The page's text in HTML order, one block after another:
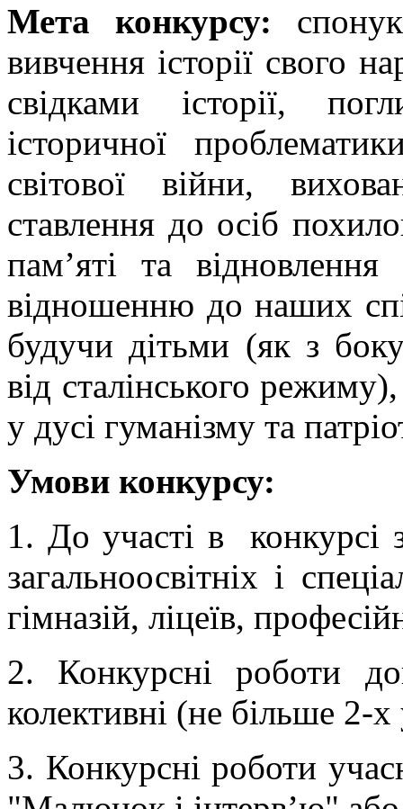
Мета конкурсу:
вивчення історії свого
свідками історії,
історичної
світової війни,
ставлення до осіб
пам’яті та відновлення
відношенню до наших
будучи дітьми (як з
від сталінського
у дусі гуманізму та
Умови конкурсу:
1. До участі в конкурсі
загальноосвітніх і
гімназій, ліцеїв,
2. Конкурсні роботи
колективні (не більше 2-х
3. Конкурсні роботи